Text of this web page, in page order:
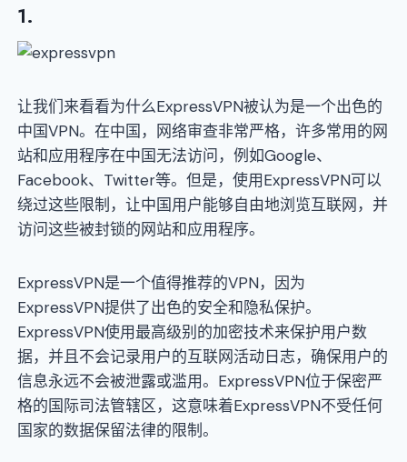
1.
让我们来看看为什么ExpressVPN被认为是一个出色的
中国VPN。在中国，网络审查非常严格，许多常用的网
站和应用程序在中国无法访问，例如Google、
Facebook、Twitter等。但是，使用ExpressVPN可以
绕过这些限制，让中国用户能够自由地浏览互联网，并
访问这些被封锁的网站和应用程序。
ExpressVPN是一个值得推荐的VPN，因为
ExpressVPN提供了出色的安全和隐私保护。
ExpressVPN使用最高级别的加密技术来保护用户数
据，并且不会记录用户的互联网活动日志，确保用户的
信息永远不会被泄露或滥用。ExpressVPN位于保密严
格的国际司法管辖区，这意味着ExpressVPN不受任何
国家的数据保留法律的限制。